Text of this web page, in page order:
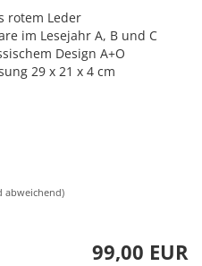
rotem Leder
im Lesejahr A, B und C
Design A+O
29 x 21 x 4 cm
abweichend)
99,00 EUR